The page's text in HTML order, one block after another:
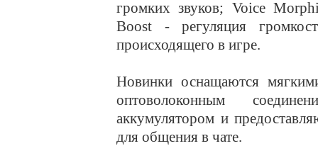
громких звуков; Voice
Boost - регуляция
происходящего в игре.
Новинки оснащаются
оптоволоконным
аккумулятором и
для общения в чате.